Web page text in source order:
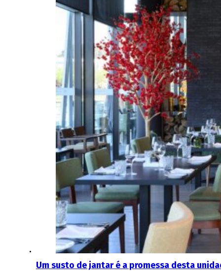
Um susto de jantar é a promessa desta